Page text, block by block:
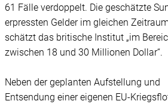
61 Fälle verdoppelt. Die geschätzte
erpressten Gelder im gleichen
schätzt das britische Institut „im
zwischen 18 und 30 Millionen Dollar“.
Neben der geplanten Aufstellung und
Entsendung einer eigenen EU-